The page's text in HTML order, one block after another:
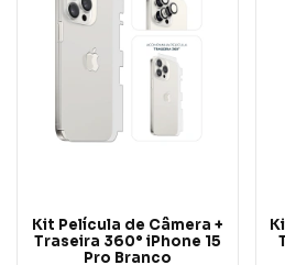
Kit Película de Câmera +
Traseira 360° iPhone 15
Pro Branco